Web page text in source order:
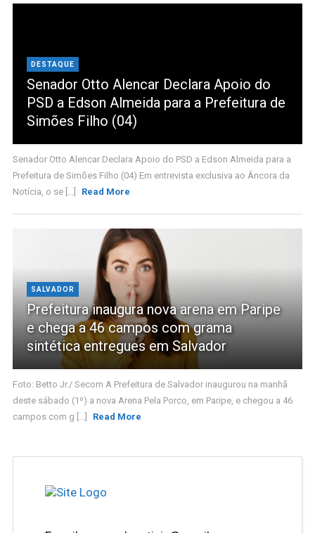
DESTAQUE
Senador Otto Alencar Declara Apoio do
PSD a Edson Almeida para a Prefeitura de
Simões Filho (04)
Senador Otto Alencar Declara Apoio do PSD a Edson Almeida para a
Prefeitura de Simões Filho (04) Em entrevista exclusiva ao Âncora da
Notícia, o se [...]
Read More
SALVADOR
Prefeitura inaugura nova arena em Paripe
e chega a 46 campos com grama
sintética entregues em Salvador
Foto: Betto Jr./ Secom A Prefeitura de Salvador inaugurou na manhã
deste sábado (1º) a nova Arena Pela Porco, em Paripe, e chegou a 46
campos com g [...]
Read More